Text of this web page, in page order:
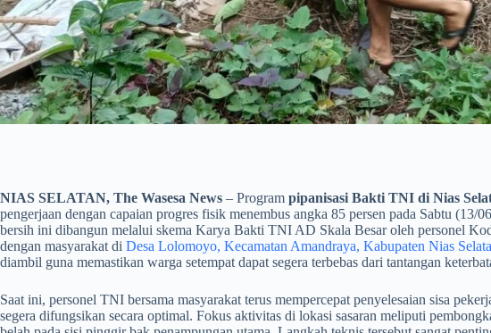
NIAS SELATAN, The Wasesa News – Program pipanisasi Bakti TNI di Nias
pengerjaan dengan capaian progres fisik menembus angka 85 persen pada Sabtu
bersih ini dibangun melalui skema Karya Bakti TNI AD Skala Besar oleh personel
dengan masyarakat di Desa Lolomoyo, Kecamatan Amandraya, Kabupaten Nias
diambil guna memastikan warga setempat dapat segera terbebas dari tantangan
​Saat ini, personel TNI bersama masyarakat terus mempercepat penyelesaian sisa
segera difungsikan secara optimal. Fokus aktivitas di lokasi sasaran meliputi